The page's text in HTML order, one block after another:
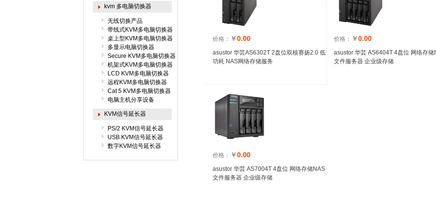
价格： ￥0.00
asustor 华芸AS6302T 2盘位双核赛扬2.0 低
功耗 NAS网络存储服务
价格： ￥0.00
asustor 华芸 AS6404T 4盘位 网络存储
文件服务器 企业级存储
价格： ￥0.00
asustor 华芸 AS7004T 4盘位 网络存储NAS
文件服务器 企业级存储
kvm 多电脑切换器
无线切换产品
带线式KVM多电脑切换器
桌上型KVM多电脑切换器
多显示电脑切换器
Secure KVM多电脑切换器
机架式KVM多电脑切换器
LCD KVM多电脑切换器
远程KVM多电脑切换器
Cat 5 KVM多电脑切换器
电脑主机分享设备
KVM信号延长器
PS/2 KVM信号延长器
USB KVM信号延长器
数字KVM信号延长器